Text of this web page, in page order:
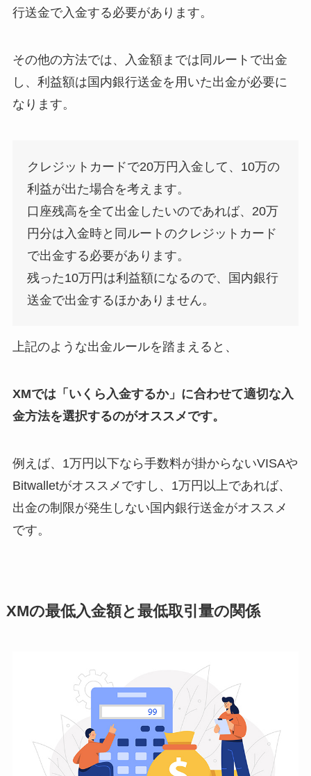
行送金で入金する必要があります。
その他の方法では、入金額までは同ルートで出金
し、利益額は国内銀行送金を用いた出金が必要に
なります。
クレジットカードで20万円入金して、10万の
利益が出た場合を考えます。
口座残高を全て出金したいのであれば、20万
円分は入金時と同ルートのクレジットカード
で出金する必要があります。
残った10万円は利益額になるので、国内銀行
送金で出金するほかありません。
上記のような出金ルールを踏まえると、
XMでは「いくら入金するか」に合わせて適切な入
金方法を選択するのがオススメです。
例えば、1万円以下なら手数料が掛からないVISAや
Bitwalletがオススメですし、1万円以上であれば、
出金の制限が発生しない国内銀行送金がオススメ
です。
XMの最低入金額と最低取引量の関係